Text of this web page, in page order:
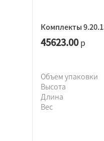
Комплекты
45623.00р
Объем упаковки
Высота
Длина
Вес